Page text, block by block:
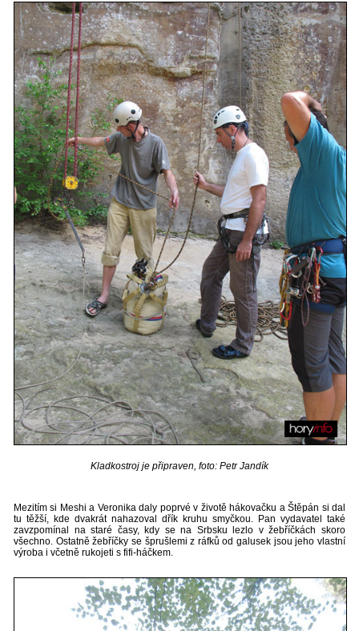
Kladkostroj je připraven, foto: Petr Jandík
Mezitím si Meshi a Veronika daly poprvé v životě hákovačku a Štěpán si dal
tu těžší, kde dvakrát nahazoval dřík kruhu smyčkou. Pan vydavatel také
zavzpomínal na staré časy, kdy se na Srbsku lezlo v žebříčkách skoro
všechno. Ostatně žebříčky se šprušlemi z ráfků od galusek jsou jeho vlastní
výroba i včetně rukojeti s fifi-háčkem.